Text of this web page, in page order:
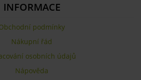
INFORMACE
podmínky
Nákupní řád
osobních údajů
Nápověda